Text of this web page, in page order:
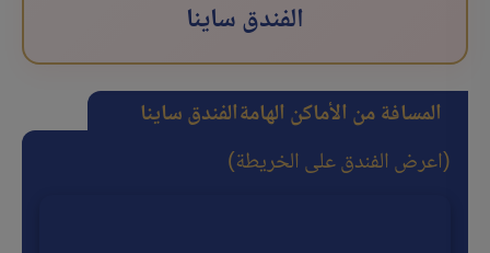
الفندق ساینا
المسافة من الأماكن الهامةالفندق ساینا
(اعرض الفندق على الخريطة)